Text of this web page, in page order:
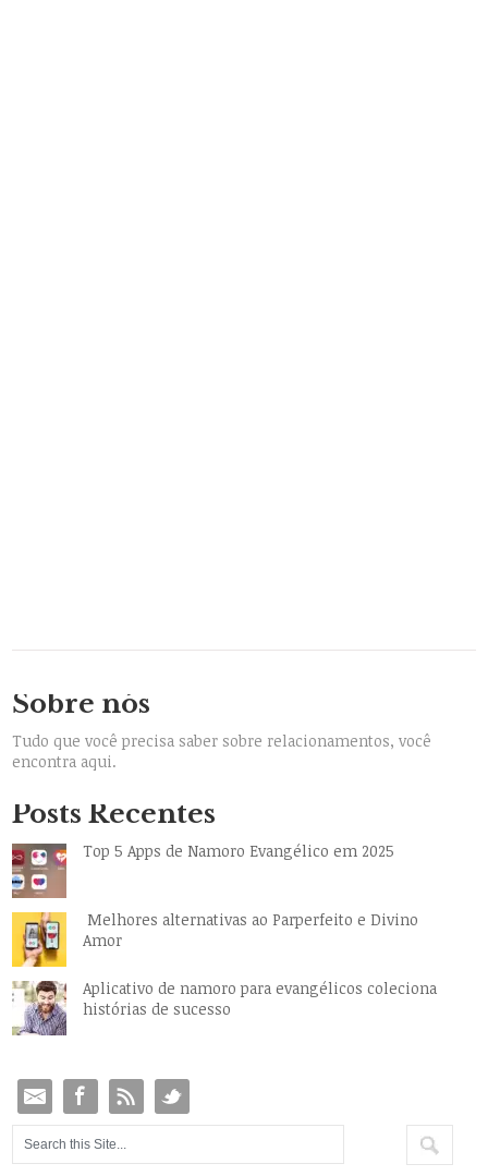
Sobre nós
Tudo que você precisa saber sobre relacionamentos, você
encontra aqui.
Posts Recentes
Top 5 Apps de Namoro Evangélico em 2025
Melhores alternativas ao Parperfeito e Divino
Amor
Aplicativo de namoro para evangélicos coleciona
histórias de sucesso